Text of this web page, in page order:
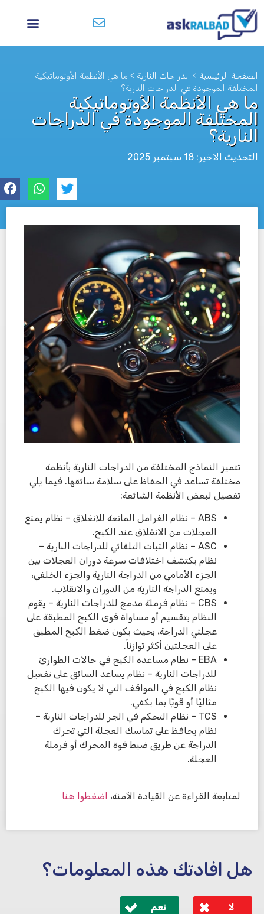
الصفحة الرئيسية > الدراجات النارية > ما هي الأنظمة الأوتوماتيكية
المختلفة الموجودة في الدراجات النارية؟
ما هي الأنظمة الأوتوماتيكية
المختلفة الموجودة في الدراجات
النارية؟
التحديث الاخير: 18 سبتمبر 2025
تتميز النماذج المختلفة من الدراجات النارية بأنظمة
مختلفة تساعد في الحفاظ على سلامة سائقها. فيما يلي
تفصيل لبعض الأنظمة الشائعة:
ABS – نظام الفرامل المانعة للانغلاق – نظام يمنع
العجلات من الانغلاق عند الكبح.
ASC – نظام الثبات التلقائي للدراجات النارية –
نظام يكتشف اختلافات سرعة دوران العجلات بين
الجزء الأمامي من الدراجة النارية والجزء الخلفي،
ويمنع الدراجة النارية من الدوران والانقلاب.
CBS – نظام فرملة مدمج للدراجات النارية – يقوم
النظام بتقسيم أو مساواة قوى الكبح المطبقة على
عجلتي الدراجة، بحيث يكون ضغط الكبح المطبق
على العجلتين أكثر توازناً.
EBA – نظام مساعدة الكبح في حالات الطوارئ
للدراجات النارية – نظام يساعد السائق على تفعيل
نظام الكبح في المواقف التي لا يكون فيها الكبح
مثاليًا أو قويًا بما يكفي.
TCS – نظام التحكم في الجر للدراجات النارية –
نظام يحافظ على تماسك العجلة التي تحرك
الدراجة عن طريق ضبط قوة المحرك أو فرملة
العجلة.
لمتابعة القراءة عن القيادة الآمنة، اضغطوا هنا
هل افادتك هذه المعلومات؟
لا نعم